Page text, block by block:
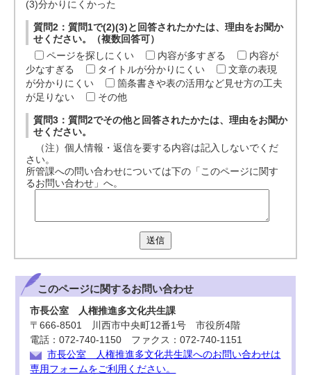
(3)分かりにくかった
質問2：質問1で(2)(3)と回答されたかたは、理由をお聞か
せください。（複数回答可）
ページを探しにくい
内容が多すぎる
内容が
少なすぎる
タイトルが分かりにくい
文章の表現
が分かりにくい
箇条書きや表の活用など見せ方の工夫
が足りない
その他
質問3：質問2でその他と回答されたかたは、理由をお聞か
せください。
（注）個人情報・返信を要する内容は記入しないでくだ
さい。
所管課への問い合わせについては下の「このページに関す
るお問い合わせ」へ。
送信
このページに関するお問い合わせ
市長公室 人権推進多文化共生課
〒666-8501 川西市中央町12番1号 市役所4階
電話：072-740-1150 ファクス：072-740-1151
市長公室 人権推進多文化共生課へのお問い合わせは
専用フォームをご利用ください。